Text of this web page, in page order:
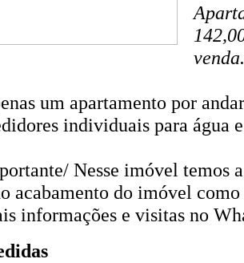
um apartamento por
individuais para água
Nesse imóvel temos
acabamento do imóvel
informações e visitas no